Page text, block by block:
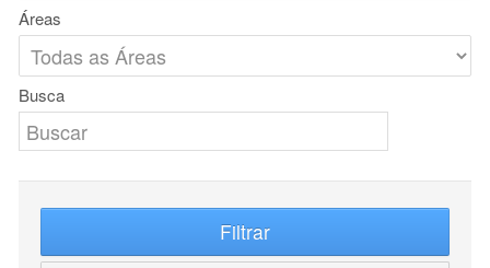
Áreas
Busca
Filtrar